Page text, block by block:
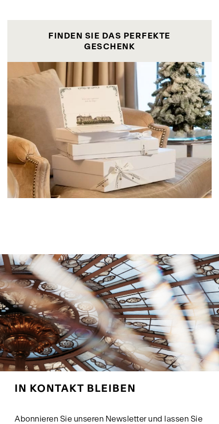
FINDEN SIE DAS PERFEKTE
GESCHENK
IN KONTAKT BLEIBEN
Abonnieren Sie unseren Newsletter und lassen Sie